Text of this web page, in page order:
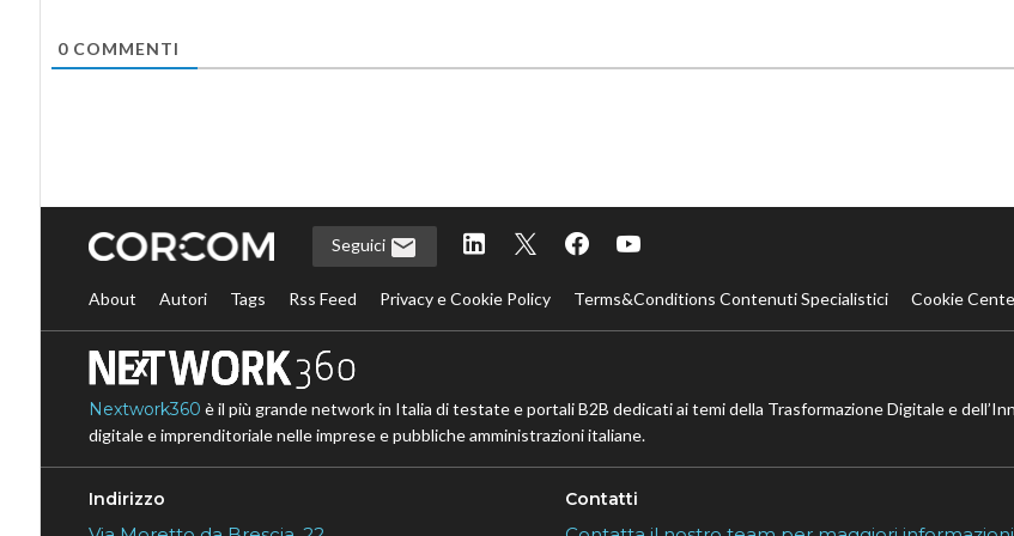
0COMMENTI
Seguici
About Autori Tags Rss Feed Privacy e Cookie Policy Terms&Conditions Contenuti Specialistici Cookie
Nextwork360 è il più grande network in Italia di testate e portali B2B dedicati ai temi della Trasformazione Digitale e
digitale e imprenditoriale nelle imprese e pubbliche amministrazioni italiane.
Indirizzo Contatti